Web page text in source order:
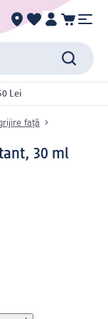
Lei
față
30 ml